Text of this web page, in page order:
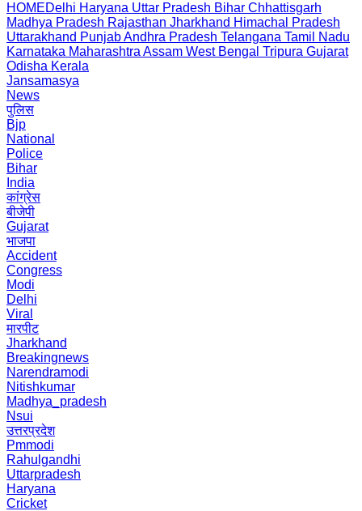
HOMEDelhi Haryana Uttar Pradesh Bihar Chhattisgarh
Madhya Pradesh Rajasthan Jharkhand Himachal Pradesh
Uttarakhand PunjabAndhra Pradesh Telangana Tamil Nadu
Karnataka Maharashtra Assam West Bengal Tripura Gujarat
Odisha Kerala
Jansamasya
News
पुलिस
Bjp
National
Police
Bihar
India
कांग्रेस
बीजेपी
Gujarat
भाजपा
Accident
Congress
Modi
Delhi
Viral
मारपीट
Jharkhand
Breakingnews
Narendramodi
Nitishkumar
Madhya_pradesh
Nsui
उत्तरप्रदेश
Pmmodi
Rahulgandhi
Uttarpradesh
Haryana
Cricket